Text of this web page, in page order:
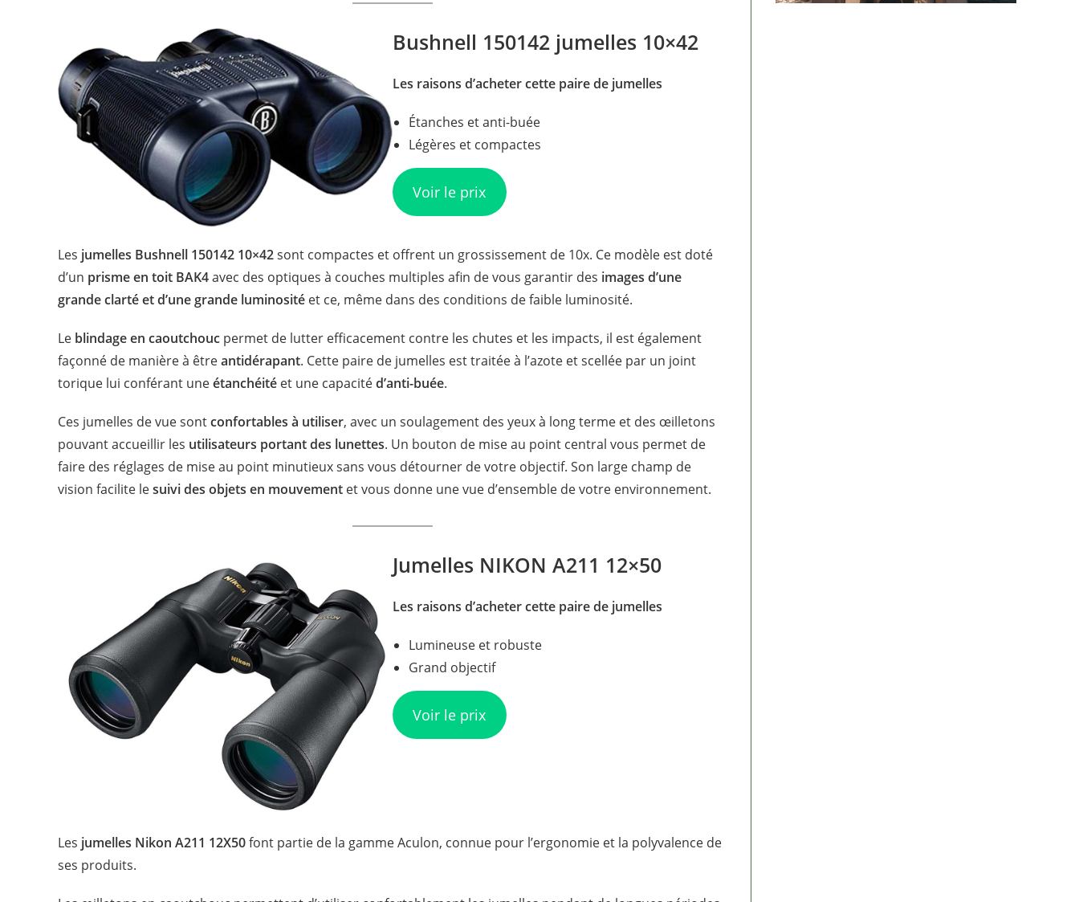
Bushnell 150142 jumelles 10×42
Les raisons d’acheter cette paire de jumelles
Étanches et anti-buée
Légères et compactes
Voir le prix
Les jumelles Bushnell 150142 10×42sont compactes et offrent un grossissement de 10x. Ce modèle est doté
d’un prisme en toit BAK4avec des optiques à couches multiples afin de vous garantir des images d’une
grande clarté et d’une grande luminosité et ce, même dans des conditions de faible luminosité.
Le blindage en caoutchouc permet de lutter efficacement contre les chutes et les impacts, il est également
façonné de manière à êtreantidérapant. Cette paire de jumelles est traitée à l’azote et scellée par un joint
torique lui conférant uneétanchéité et une capacitéd’anti-buée.
Ces jumelles de vue sontconfortables à utiliser, avec un soulagement des yeux à long terme et des œilletons
pouvant accueillir les utilisateurs portant des lunettes. Un bouton de mise au point central vous permet de
faire des réglages de mise au point minutieux sans vous détourner de votre objectif. Son large champ de
vision facilite lesuivi des objets en mouvement et vous donne une vue d’ensemble de votre environnement.
Jumelles NIKON A211 12×50
Les raisons d’acheter cette paire de jumelles
Lumineuse et robuste
Grand objectif
Voir le prix
Les jumelles Nikon A211 12X50font partie de la gamme Aculon, connue pour l’ergonomie et la polyvalence de
ses produits.